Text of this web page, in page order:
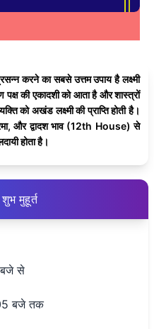
करने का सबसे उत्तम उपाय है लक्ष्मी
की एकादशी को आता है और शास्त्रों
को अखंड लक्ष्मी की प्राप्ति होती है।
और द्वादश भाव (12th House) से
होता है।
मुहूर्त
बजे से
बजे तक